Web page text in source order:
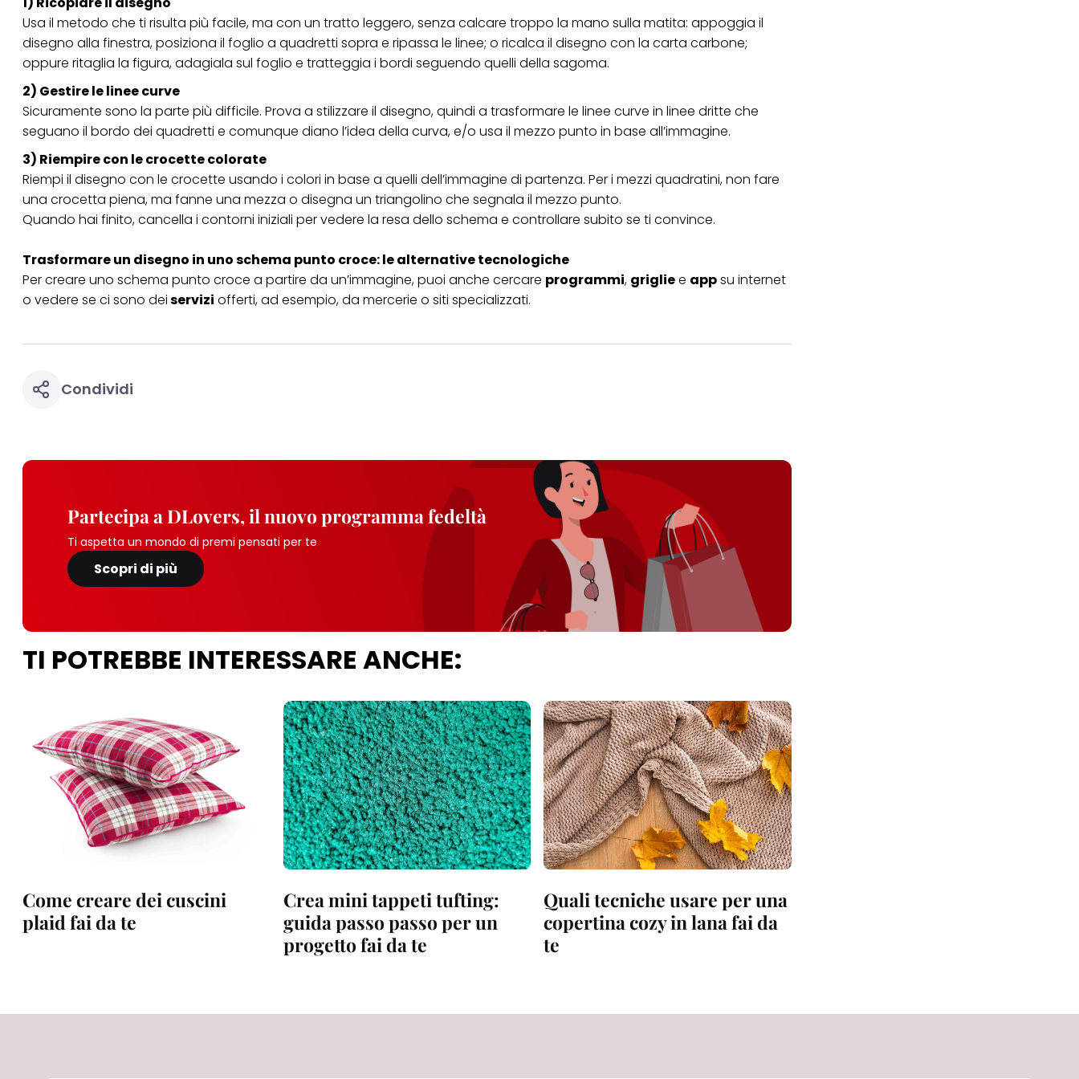
Usa il metodo che ti risulta più facile, ma con un tratto leggero, senza calcare troppo la mano sulla matita: appoggia il
disegno alla finestra, posiziona il foglio a quadretti sopra e ripassa le linee; o ricalca il disegno con la carta carbone;
oppure ritaglia la figura, adagiala sul foglio e tratteggia i bordi seguendo quelli della sagoma.
2) Gestire le linee curve
Sicuramente sono la parte più difficile. Prova a stilizzare il disegno, quindi a trasformare le linee curve in linee dritte che
seguano il bordo dei quadretti e comunque diano l’idea della curva, e/o usa il mezzo punto in base all’immagine.
3) Riempire con le crocette colorate
Riempi il disegno con le crocette usando i colori in base a quelli dell’immagine di partenza. Per i mezzi quadratini, non fare
una crocetta piena, ma fanne una mezza o disegna un triangolino che segnala il mezzo punto.
Quando hai finito, cancella i contorni iniziali per vedere la resa dello schema e controllare subito se ti convince.
Trasformare un disegno in uno schema punto croce: le alternative tecnologiche
Per creare uno schema punto croce a partire da un’immagine, puoi anche cercare programmi, grigliee appsu internet
o vedere se ci sono deiservizi offerti, ad esempio, da mercerie o siti specializzati.
Condividi
Partecipa a DLovers, il nuovo programma fedeltà
Ti aspetta un mondo di premi pensati per te
Scopri di più
TI POTREBBE INTERESSARE ANCHE:
Come creare dei cuscini
plaid fai da te
Crea mini tappeti tufting:
guida passo passo per un
progetto fai da te
Quali tecniche usare per una
copertina cozy in lana fai da
te